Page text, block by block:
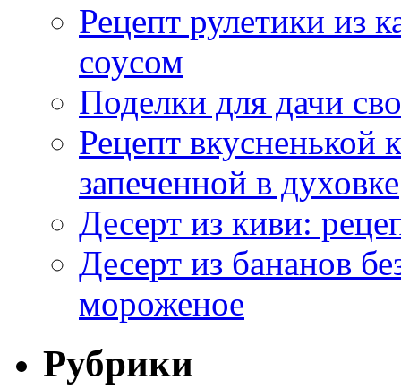
Рецепт рулетики из
соусом
Поделки для дачи
Рецепт
запеченной в духовке
Десерт из киви:
Десерт из бананов
мороженое
Рубрики